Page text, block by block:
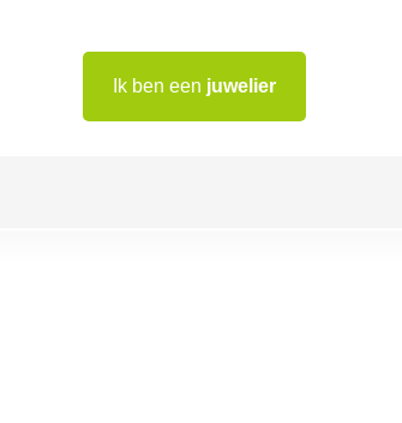
Ik ben een juwelier